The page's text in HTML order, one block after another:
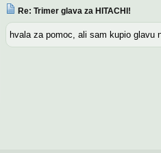
Re: Trimer glava za HITACHI!
hvala za pomoc, ali sam kupio glavu